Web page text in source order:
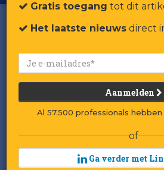
Gratis toegang tot dit
Het laatste nieuws direct
Aanmelden
Al 57.500 professionals
of
Ga verder met